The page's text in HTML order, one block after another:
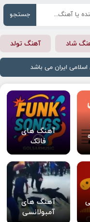
جستجو
شاد آهنگ تولد
ایران می باشد
آهنگ های
فانک
آهنگ های
آمبولانسی